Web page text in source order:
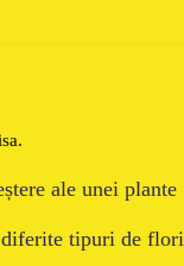
ale unei plante
diferite tipuri de flori